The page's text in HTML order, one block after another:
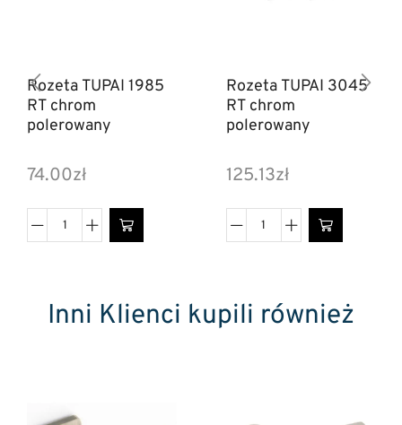
Rozeta TUPAI 1985
RT chrom
polerowany
74.00zł
Rozeta TUPAI 3045
RT chrom
polerowany
125.13zł
Inni Klienci kupili również